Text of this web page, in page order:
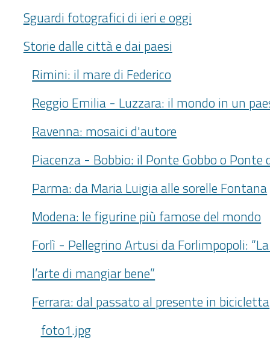
Sguardi fotografici di ieri e oggi
Storie dalle città e dai paesi
Rimini: il mare di Federico
Reggio Emilia - Luzzara: il mondo in un
Ravenna: mosaici d'autore
Piacenza - Bobbio: il Ponte Gobbo o Ponte
Parma: da Maria Luigia alle sorelle Fontana
Modena: le figurine più famose del mondo
Forlì - Pellegrino Artusi da Forlimpopoli:
l’arte di mangiar bene”
Ferrara: dal passato al presente in bicicletta
foto1.jpg